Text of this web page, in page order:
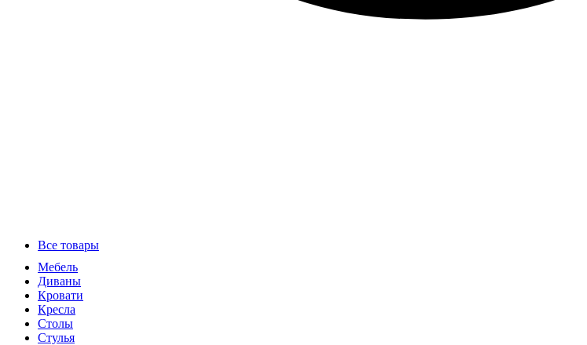
Все товары
Мебель
Диваны
Кровати
Кресла
Столы
Стулья